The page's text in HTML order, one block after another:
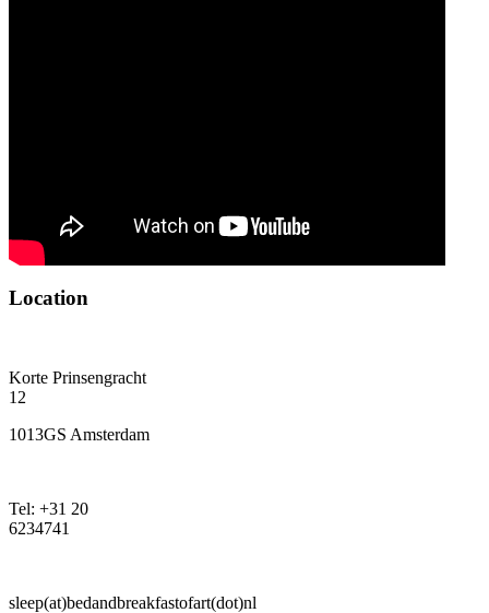
Location
Korte Prinsengracht
12
1013GS Amsterdam
Tel: +31 20
6234741
sleep(at)bedandbreakfastofart(dot)nl